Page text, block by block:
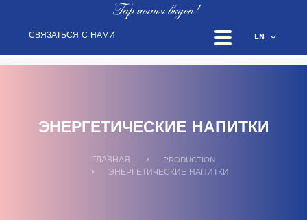
Гармония вкуса!
EN
СВЯЗАТЬСЯ С НАМИ
ЭНЕРГЕТИЧЕСКИЕ НАПИТКИ
ГЛАВНАЯ
PRODUCTION
ЭНЕРГЕТИЧЕСКИЕ НАПИТКИ